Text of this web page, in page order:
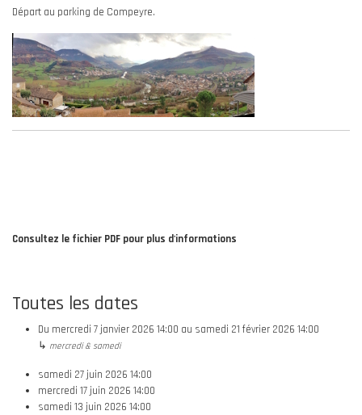
Départ au parking de Compeyre.
Consultez le fichier PDF pour plus d'informations
Toutes les dates
Du mercredi 7 janvier 2026 14:00 au samedi 21 février 2026 14:00
↳ mercredi & samedi
samedi 27 juin 2026 14:00
mercredi 17 juin 2026 14:00
samedi 13 juin 2026 14:00